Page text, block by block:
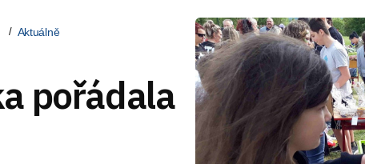
Aktuálně
pořádala